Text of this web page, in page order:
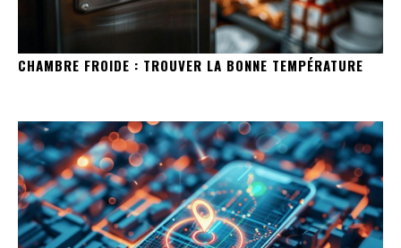
CHAMBRE FROIDE : TROUVER LA BONNE TEMPÉRATURE